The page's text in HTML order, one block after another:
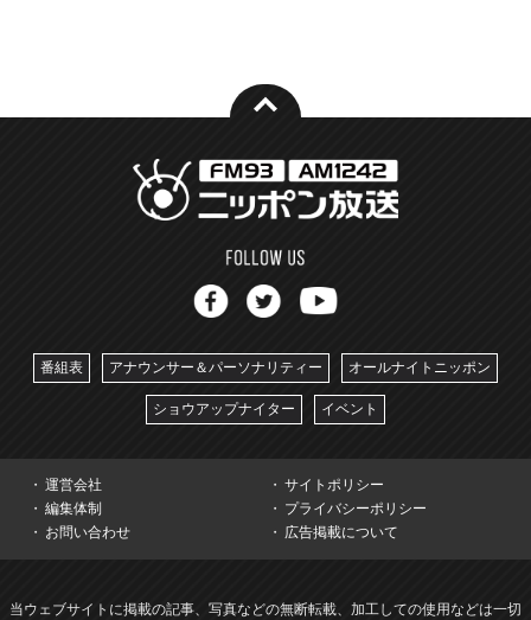
番組表 アナウンサー＆パーソナリティー オールナイトニッポン
ショウアップナイター イベント
運営会社
サイトポリシー
編集体制
プライバシーポリシー
お問い合わせ
広告掲載について
当ウェブサイトに掲載の記事、写真などの無断転載、加工しての使用などは一切